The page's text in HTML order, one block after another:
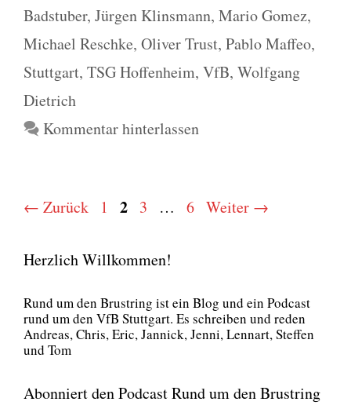
Badstuber, Jürgen Klinsmann, Mario Gomez,
Michael Reschke, Oliver Trust, Pablo Maffeo,
Stuttgart, TSG Hoffenheim, VfB, Wolfgang
Dietrich
Kommentar hinterlassen
← Zurück Seite
1 Seite
2 Seite
3 … Seite
6 Weiter →
Herzlich Willkommen!
Rund um den Brust­ring ist ein Blog und ein Pod­cast
rund um den VfB Stutt­gart. Es schrei­ben und reden
Andre­as, Chris, Eric, Jan­nick, Jen­ni, Lenn­art, Stef­fen
und Tom
Abonniert den Podcast Rund um den Brustring